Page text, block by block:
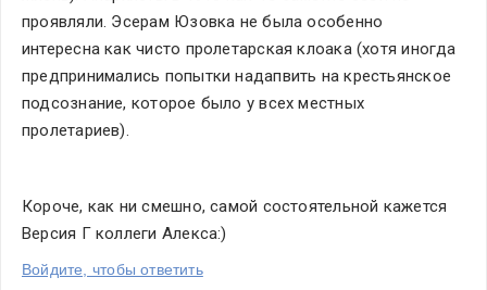
проявляли. Эсерам Юзовка не была особенно
интересна как чисто пролетарская клоака (хотя иногда
предпринимались попытки надапвить на крестьянское
подсознание, которое было у всех местных
пролетариев).
Короче, как ни смешно, самой состоятельной кажется
Версия Г коллеги Алекса:)
Войдите, чтобы ответить